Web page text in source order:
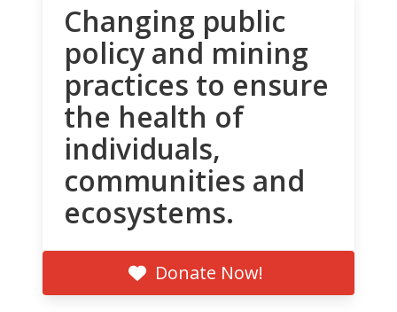
Changing public
policy and mining
practices to ensure
the health of
individuals,
communities and
ecosystems.
Donate Now!